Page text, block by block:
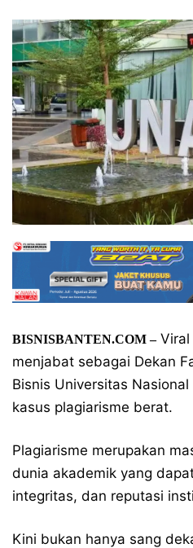
BISNISBANTEN.COM –Viral
menjabat sebagai Dekan
Bisnis Universitas
kasus plagiarisme berat.
Plagiarisme merupakan
dunia akademik yang
integritas, dan reputasi
Kini bukan hanya sang